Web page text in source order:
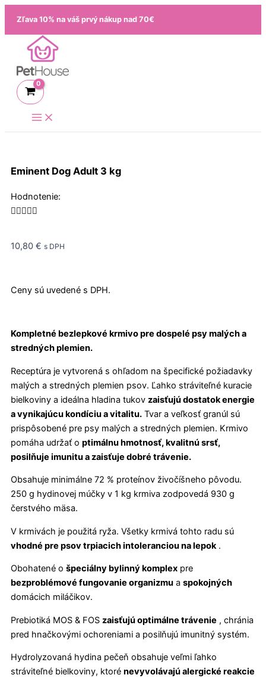
Preskočiť
obsah
Zľava 10% na váš prvý nákup nad 70€
Eminent Dog Adult 3 kg
Hodnotenie:

Rated
10,80 € s DPH
Ceny sú uvedené s DPH.
Kompletné bezlepkové krmivo pre dospelé psy malých a
stredných plemien.
Receptúra je vytvorená s ohľadom na špecifické požiadavky
malých a stredných plemien psov. Ľahko stráviteľné kuracie
bielkoviny a ideálna hladina tukov zaisťujú dostatok energie
a vynikajúcu kondíciu a vitalitu. Tvar a veľkosť granúl sú
prispôsobené pre psy malých a stredných plemien. Krmivo
pomáha udržať o ptimálnu hmotnosť, kvalitnú srsť,
posilňuje imunitu a zaisťuje dobré trávenie.
Obsahuje minimálne 72 % proteínov živočíšneho pôvodu.
250 g hydinovej múčky v 1 kg krmiva zodpovedá 930 g
čerstvého mäsa.
V krmivách je použitá ryža. Všetky krmivá tohto radu sú
vhodné pre psov trpiacich intoleranciou na lepok.
Obohatené o špeciálny bylinný komplex pre
bezproblémové fungovanie organizmu a spokojných
domácich miláčikov.
Prebiotiká MOS & FOS zaisťujú optimálne trávenie , chránia
pred hnačkovými ochoreniami a posilňujú imunitný systém.
Hydrolyzovaná hydina pečeň obsahuje veľmi ľahko
stráviteľné bielkoviny, ktoré nevyvolávajú alergické reakcie